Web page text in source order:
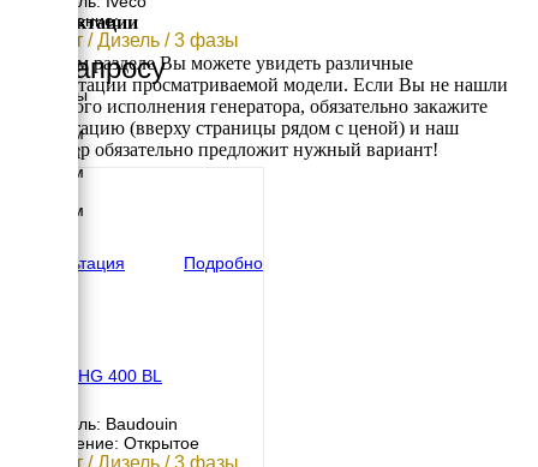
Исполнение:
280 кВт / Дизель / 3 фазы
По запросу
Размеры
4251 мм
Ширина
1420 мм
2363 мм
Консультация
Подробно
HERTZ HG 400 BL
Двигатель: Baudouin
Исполнение: Открытое
292 кВт / Дизель / 3 фазы
Комплектации
В данном разделе Вы можете увидеть различные
комплектации просматриваемой модели. Если Вы не нашли
требуемого исполнения генератора, обязательно закажите
консультацию (вверху страницы рядом с ценой) и наш
менеджер обязательно предложит нужный вариант!